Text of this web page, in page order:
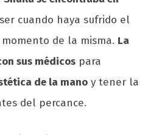
cuando haya sufrido el
de la misma. La
sus médicos para
de la mano y tener la
del percance.